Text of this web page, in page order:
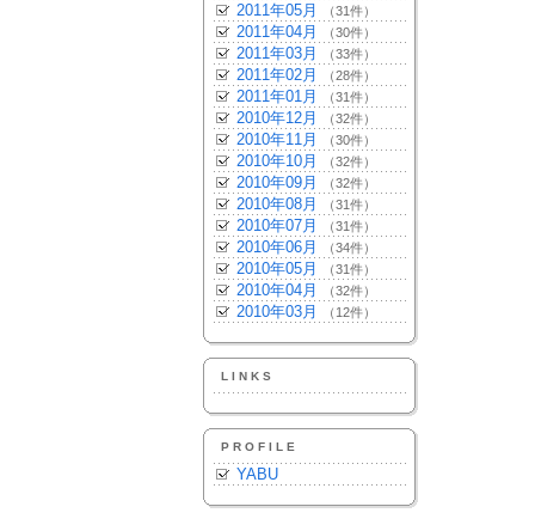
2011年05月 （31件）
2011年04月 （30件）
2011年03月 （33件）
2011年02月 （28件）
2011年01月 （31件）
2010年12月 （32件）
2010年11月 （30件）
2010年10月 （32件）
2010年09月 （32件）
2010年08月 （31件）
2010年07月 （31件）
2010年06月 （34件）
2010年05月 （31件）
2010年04月 （32件）
2010年03月 （12件）
LINKS
PROFILE
YABU